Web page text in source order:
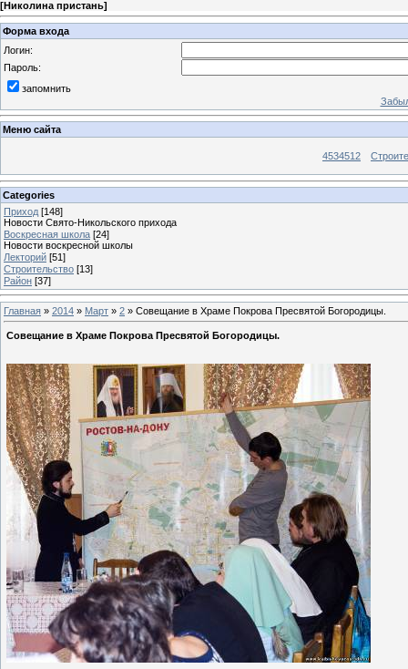
[Николина пристань]
Форма входа
Логин:
Пароль:
запомнить
Меню сайта
4534512
Categories
Приход [148]
Новости Свято-Никольского прихода
Воскресная школа [24]
Новости воскресной школы
Лекторий [51]
Строительство [13]
Район [37]
Главная » 2014 » Март » 2 » Совещание в Храме Покрова Пресвятой Богородицы.
Совещание в Храме Покрова Пресвятой Богородицы.